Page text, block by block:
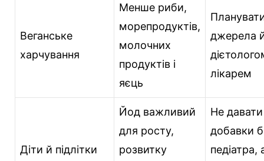
Веганське
харчування
Менше риби,
морепродуктів,
молочних
продуктів і
яєць
джерела
лікарем
Діти й підлітки
Йод важливий
для росту,
розвитку
Не давати
добавки
педіатра,